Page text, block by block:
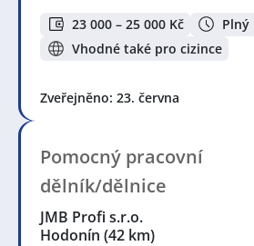
23 000 – 25 000 Kč
Plný
Vhodné také pro cizince
Zveřejněno: 23. června
Pomocný pracovní
dělník/dělnice
JMB Profi s.r.o.
Hodonín (42 km)